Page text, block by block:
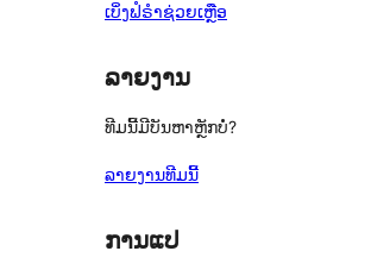
ເບິ່ງຟໍຣຳຊ່ວຍເຫຼືອ
ລາຍງານ
ທີມນີ້ມີບັນຫາຫຼັກບໍ່?
ລາຍງານທີມນີ້
ການແປ